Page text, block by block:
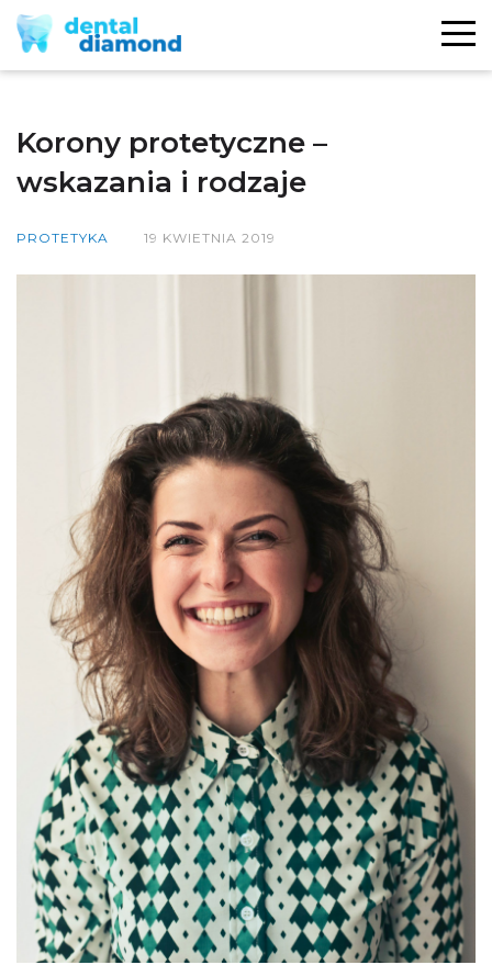
Korony protetyczne –
wskazania i rodzaje
PROTETYKA 19 KWIETNIA 2019